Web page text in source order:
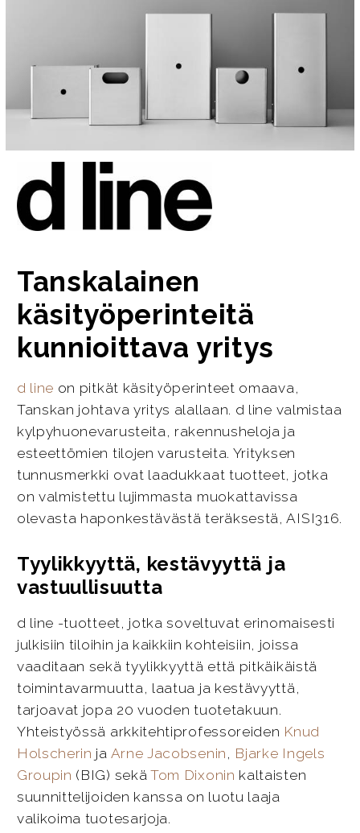
Tanskalainen
käsityöperinteitä
kunnioittava yritys
d line on pitkät käsityöperinteet omaava,
Tanskan johtava yritys alallaan. d line valmistaa
kylpyhuonevarusteita, rakennusheloja ja
esteettömien tilojen varusteita. Yrityksen
tunnusmerkki ovat laadukkaat tuotteet, jotka
on valmistettu lujimmasta muokattavissa
olevasta haponkestävästä teräksestä, AISI316.
Tyylikkyyttä, kestävyyttä ja
vastuullisuutta
d line -tuotteet, jotka soveltuvat erinomaisesti
julkisiin tiloihin ja kaikkiin kohteisiin, joissa
vaaditaan sekä tyylikkyyttä että pitkäikäistä
toimintavarmuutta, laatua ja kestävyyttä,
tarjoavat jopa 20 vuoden tuotetakuun.
Yhteistyössä arkkitehtiprofessoreiden Knud
Holscherin ja Arne Jacobsenin , Bjarke Ingels
Groupin (BIG) sekä Tom Dixonin kaltaisten
suunnittelijoiden kanssa on luotu laaja
valikoima tuotesarjoja.